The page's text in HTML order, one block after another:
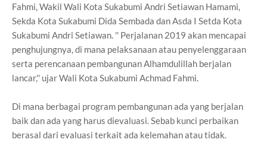
Fahmi, Wakil Wali Kota Sukabumi Andri Setiawan Hamami,
Sekda Kota Sukabumi Dida Sembada dan Asda I Setda Kota
Sukabumi Andri Setiawan. '' Perjalanan 2019 akan mencapai
penghujungnya, di mana pelaksanaan atau penyelenggaraan
serta perencanaan pembangunan Alhamdulillah berjalan
lancar,'' ujar Wali Kota Sukabumi Achmad Fahmi.
Di mana berbagai program pembangunan ada yang berjalan
baik dan ada yang harus dievaluasi. Sebab kunci perbaikan
berasal dari evaluasi terkait ada kelemahan atau tidak.